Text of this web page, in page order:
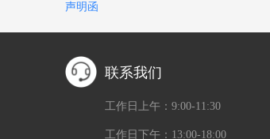
声明函
联系我们
工作日上午：9:00-11:30
工作日下午：13:00-18:00